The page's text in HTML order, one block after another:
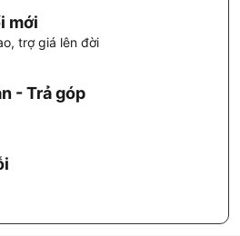
mới
trợ giá lên đời
- Trả góp